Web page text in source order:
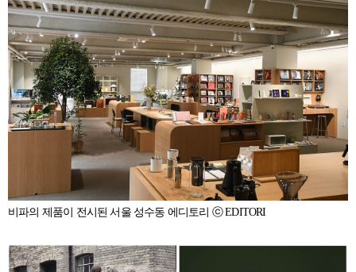
비파의 제품이 전시된 서울 성수동 에디토리 ⓒ EDITORI